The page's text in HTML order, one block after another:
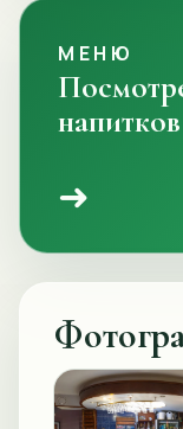
МЕНЮ
напитков
➜